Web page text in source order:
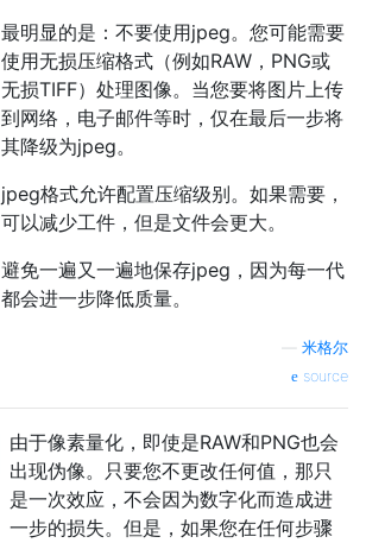
最明显的是：不要使用jpeg。您可能需要
使用无损压缩格式（例如RAW，PNG或
无损TIFF）处理图像。当您要将图片上传
到网络，电子邮件等时，仅在最后一步将
其降级为jpeg。
jpeg格式允许配置压缩级别。如果需要，
可以减少工件，但是文件会更大。
避免一遍又一遍地保存jpeg，因为每一代
都会进一步降低质量。
米格尔
source
由于像素量化，即使是RAW和PNG也会
出现伪像。只要您不更改任何值，那只
是一次效应，不会因为数字化而造成进
一步的损失。但是，如果您在任何步骤